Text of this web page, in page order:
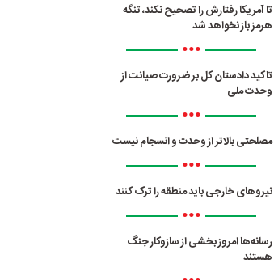
تا آمریکا رفتارش را تصحیح نکند، تنگه
هرمز باز نخواهد شد
•••
تاکید دادستان کل بر ضرورت صیانت از
وحدت ملی
•••
مصلحتی بالاتر از وحدت و انسجام نیست
•••
نیروهای خارجی باید منطقه را ترک کنند
•••
رسانه‌ها امروز بخشی از سازوکار جنگ
هستند